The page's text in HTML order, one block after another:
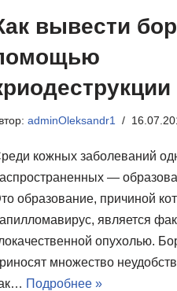
вывести
adminOleksandr1
кожных заболеваний
—
образование, причиной
является
опухолью.
множество неудобств
Подробнее »